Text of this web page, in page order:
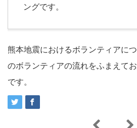
ングです。
熊本地震におけるボランティアに
のボランティアの流れをふまえて
です。